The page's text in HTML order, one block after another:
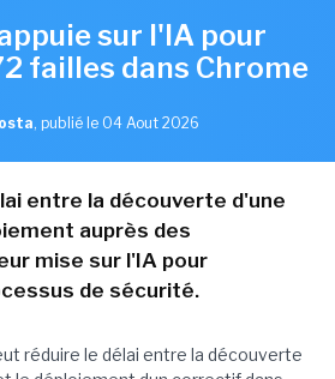
sur l'IA pour
failles dans Chrome
, publié le 04 Aout 2026
entre la découverte d'une
auprès des
mise sur l'IA pour
de sécurité.